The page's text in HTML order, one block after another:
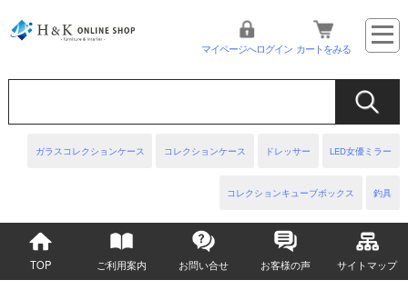
ガラスコレクションケース コレクションケース ドレッサー LED女優ミラー
コレクションキューブボックス 釣具
マイページへログイン カートをみる
TOP ご利用案内 お問い合せ お客様の声 サイトマップ